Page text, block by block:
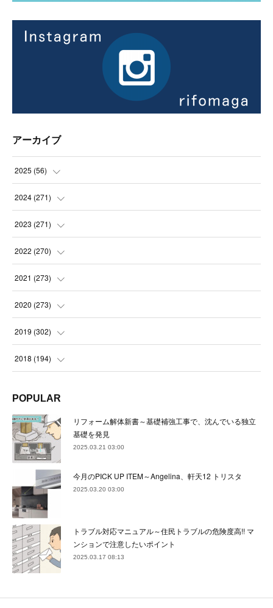
アーカイブ
2025 (56)
(14
(21
(21
2024 (271)
(21
(22
(23
(22
(24)
22)
(22)
(22)
(25
2023 (271)
(22
(23
(23
(21
(23 )
(24
(21
(24)
(21
( 23)
2022 (270)
(23
(23
(22
(23
(22 )
(23
(23
(22)
(24
( 21)
(20)
2021 (273)
(24
(23
(22
(23)
(23
(22)
(23
( 24)
(21)
2020 (273)
(24
(22
(22)
(24
(24)
(23
( 21)
(22)
2019 (302)
(23
(22)
(21)
(27)
(22
33)
(28)
2018 (194)
(17)
(32)
(36)
(30
34)
(8 )
POPULAR
リフォーム解体新書～基礎補強工事で、沈んでいる独立
基礎を発見
2025.03.21 03:00
今月のPICK UP ITEM～Angelina、軒天12 トリスタ
2025.03.20 03:00
トラブル対応マニュアル～住民トラブルの危険度高!! マ
ンションで注意したいポイント
2025.03.17 08:13